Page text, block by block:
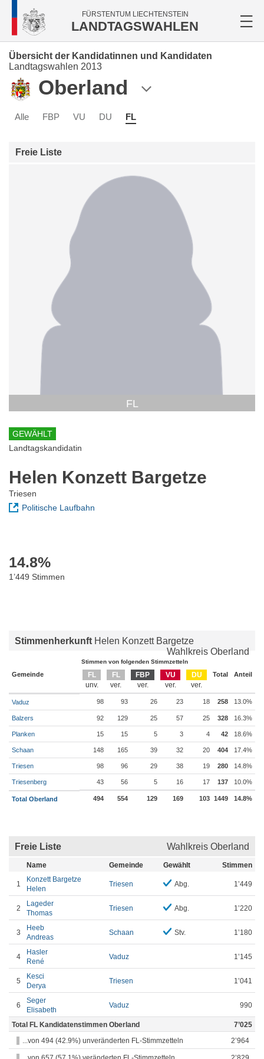
FÜRSTENTUM LIECHTENSTEIN
LANDTAGSWAHLEN
Übersicht der Kandidatinnen und Kandidaten
Landtagswahlen 2013
Oberland
Alle FBP VU DU FL
Freie Liste
FL
GEWÄHLT
Landtagskandidatin
Helen Konzett Bargetze
Triesen
Politische Laufbahn
14.8%
1’449 Stimmen
Stimmenherkunft Helen Konzett Bargetze
Wahlkreis Oberland
Stimmen von folgenden Stimmzetteln
Gemeinde FL FL FBP VU DU Total Anteil
Vaduz 98 93 26 23 18 258 13.0%
Balzers 92 129 25 57 25 328 16.3%
Planken 15 15 5 3 4 42 18.6%
Schaan 148 165 39 32 20 404 17.4%
Triesen 98 96 29 38 19 280 14.8%
Triesenberg 43 56 5 16 17 137 10.0%
Total Oberland 494 554 129 169 103 1449 14.8%
Freie Liste Wahlkreis Oberland
Name Gemeinde Gewählt Stimmen
1
Konzett Bargetze
Helen
Triesen Abg. 1’449
2
Lageder
Thomas
Triesen Abg. 1’220
3
Heeb
Andreas
Schaan Stv. 1’180
4
Hasler
René
Vaduz 1’145
5
Kesci
Derya
Triesen 1’041
6
Seger
Elisabeth
Vaduz 990
Total FL Kandidatenstimmen Oberland
7’025
...von 494 (42.9%) unveränderten FL-Stimmzetteln
2’964